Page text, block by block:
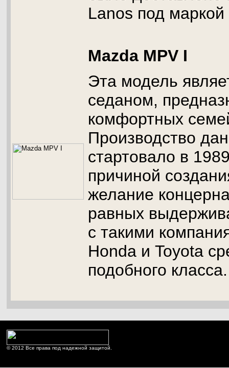
Lanos под
Mazda MPV I
Эта модель
седаном,
комфортных
Производство
стартовало в
причиной
желание
равных
с такими
Honda и Toyota
подобного класса.
© 2012 Все права под надежной защитой.